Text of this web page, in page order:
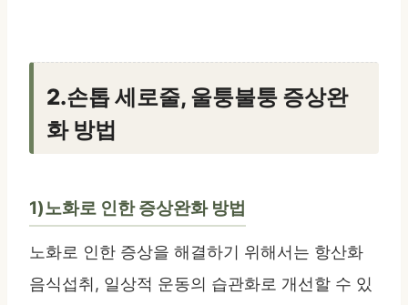
2.손톱 세로줄, 울퉁불퉁 증상완
화 방법
1)노화로 인한 증상완화 방법
노화로 인한 증상을 해결하기 위해서는 항산화
음식섭취, 일상적 운동의 습관화로 개선할 수 있